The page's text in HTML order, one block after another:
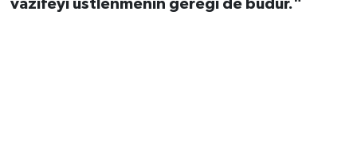
vazifeyi üstlenmenin gereği de budur."